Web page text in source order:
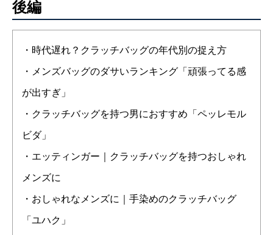
後編
・時代遅れ？クラッチバッグの年代別の捉え方
・メンズバッグのダサいランキング「頑張ってる感
が出すぎ」
・クラッチバッグを持つ男におすすめ「ペッレモル
ビダ」
・エッティンガー｜クラッチバッグを持つおしゃれ
メンズに
・おしゃれなメンズに｜手染めのクラッチバッグ
「ユハク」